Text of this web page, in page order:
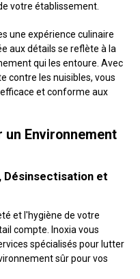
votre établissement.
une expérience culinaire
aux détails se reflète à la
qui les entoure. Avec
contre les nuisibles, vous
et conforme aux
un Environnement
Désinsectisation et
et l'hygiène de votre
compte. Inoxia vous
spécialisés pour lutter
sûr pour vos